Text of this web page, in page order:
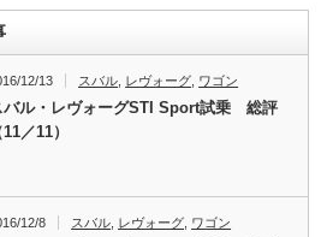
12/13 スバル レヴォーグ ワゴン
バル・レヴォーグSTI Sport試乗 総評
11／11）
12/8 スバル レヴォーグ ワゴン